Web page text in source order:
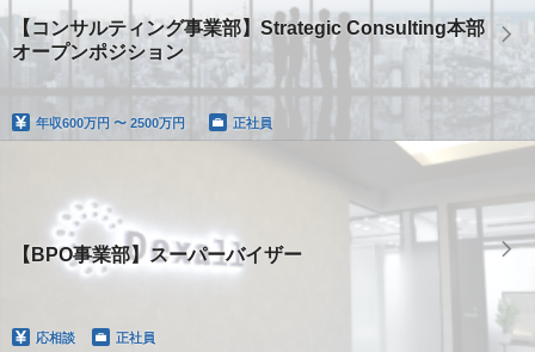
【コンサルティング事業部】Strategic Consulting本部
オープンポジション
年収600万円 〜 2500万円 正社員
【BPO事業部】スーパーバイザー
応相談 正社員